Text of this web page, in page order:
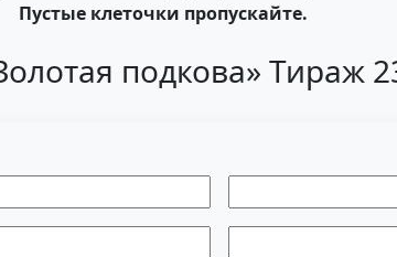
Пустые клеточки пропускайте.
подкова» Тираж